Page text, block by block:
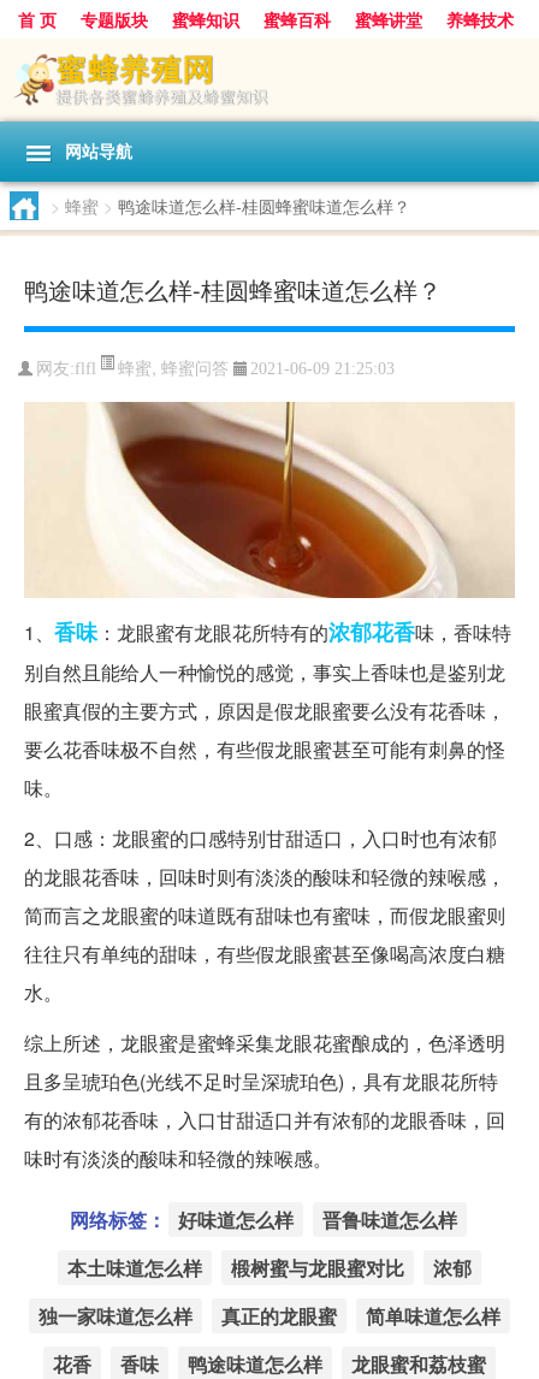
首 页 专题版块 蜜蜂知识 蜜蜂百科 蜜蜂讲堂
养蜂技术
中华蜜蜂
蜂蜜 胡蜂
网站导航
> 蜂蜜 > 鸭途味道怎么样-桂圆蜂蜜味道怎么样？
鸭途味道怎么样-桂圆蜂蜜味道怎么样？
网友:flfl 蜂蜜, 蜂蜜问答 2021-06-09 21:25:03
1、 香味：龙眼蜜有龙眼花所特有的浓郁花香味，香味特
别自然且能给人一种愉悦的感觉，事实上香味也是鉴别龙
眼蜜真假的主要方式，原因是假龙眼蜜要么没有花香味，
要么花香味极不自然，有些假龙眼蜜甚至可能有刺鼻的怪
味。
2、口感：龙眼蜜的口感特别甘甜适口，入口时也有浓郁
的龙眼花香味，回味时则有淡淡的酸味和轻微的辣喉感，
简而言之龙眼蜜的味道既有甜味也有蜜味，而假龙眼蜜则
往往只有单纯的甜味，有些假龙眼蜜甚至像喝高浓度白糖
水。
综上所述，龙眼蜜是蜜蜂采集龙眼花蜜酿成的，色泽透明
且多呈琥珀色(光线不足时呈深琥珀色)，具有龙眼花所特
有的浓郁花香味，入口甘甜适口并有浓郁的龙眼香味，回
味时有淡淡的酸味和轻微的辣喉感。
网络标签： 好味道怎么样
晋鲁味道怎么样
本土味道怎么样
椴树蜜与龙眼蜜对比
浓郁
独一家味道怎么样
真正的龙眼蜜
简单味道怎么样
花香
香味 鸭途味道怎么样 龙眼蜜和荔枝蜜